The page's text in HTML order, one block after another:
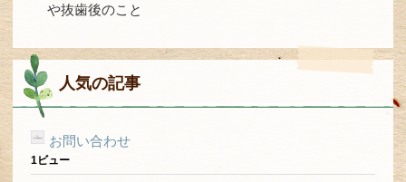
や抜歯後のこと
人気の記事
お問い合わせ
1ビュー